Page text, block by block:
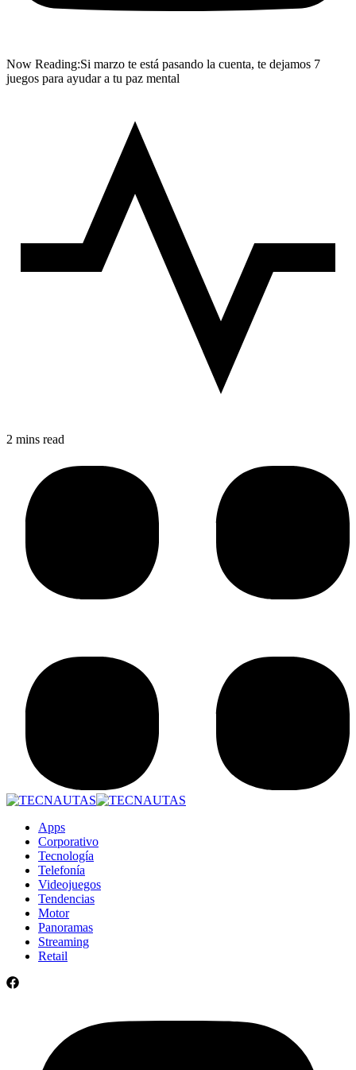
Now Reading:Si marzo te está pasando la cuenta, te dejamos 7
Apps
Corporativo
Tecnología
Telefonía
Videojuegos
Tendencias
Motor
Panoramas
Streaming